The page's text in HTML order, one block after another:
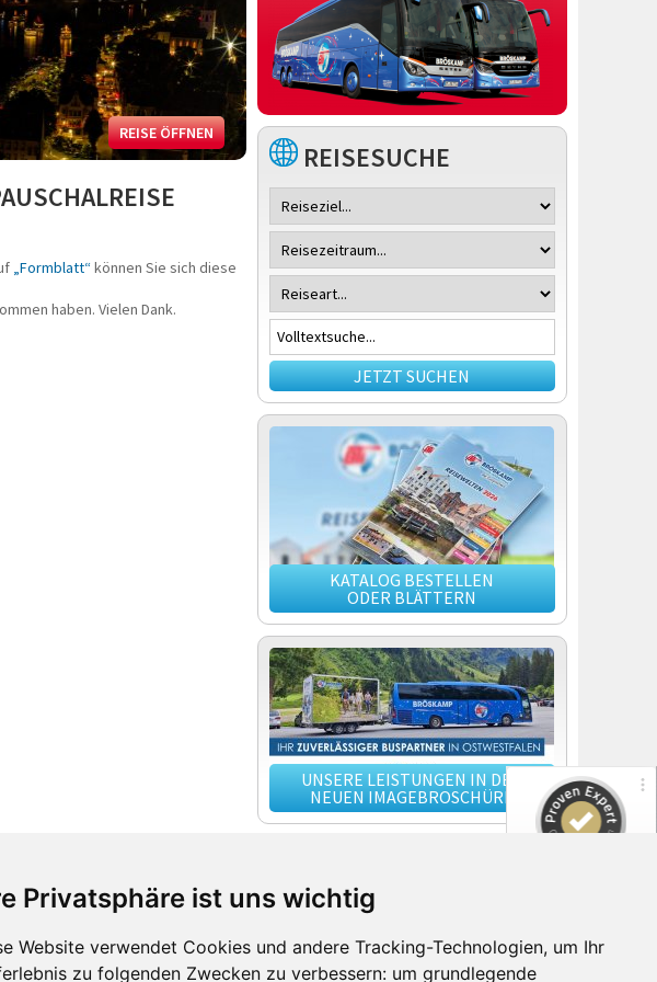
Privatsphäre ist uns wichtig
Website verwendet Cookies und andere Tracking-Technologien, um Ihr
zu folgenden Zwecken zu verbessern: um grundlegende
REISE ÖFFNEN
„Formblatt“können Sie sich diese
haben. Vielen Dank.
REISESUCHE
JETZT SUCHEN
KATALOG BESTELLEN
ODER BLÄTTERN
UNSERE LEISTUNGEN IN DER
NEUEN IMAGEBROSCHÜRE
Ihre Merkliste ist leer, gemerkte Reisen